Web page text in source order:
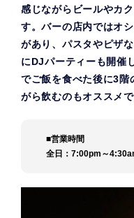
感じながらビールやカ
す。バーの店内ではオ
があり、パスタやピザ
にDJパーティーも開催
でご飯を食べた後に3階
がら飲むのもオススメで
■営業時間
全日：7:00pm～